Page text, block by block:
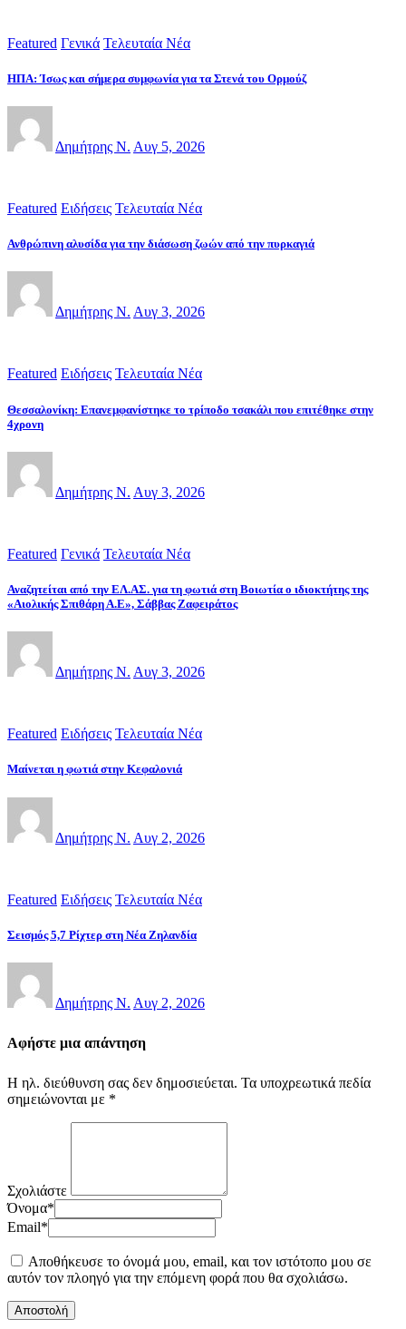
Featured Γενικά Τελευταία Νέα
ΗΠΑ: Ίσως και σήμερα συμφωνία για τα Στενά του Ορμούζ
Δημήτρης Ν. Αυγ 5, 2026
Featured Ειδήσεις Τελευταία Νέα
Ανθρώπινη αλυσίδα για την διάσωση ζωών από την πυρκαγιά
Δημήτρης Ν. Αυγ 3, 2026
Featured Ειδήσεις Τελευταία Νέα
Θεσσαλονίκη: Επανεμφανίστηκε το τρίποδο τσακάλι που επιτέθηκε στην
4χρονη
Δημήτρης Ν. Αυγ 3, 2026
Featured Γενικά Τελευταία Νέα
Αναζητείται από την ΕΛ.ΑΣ. για τη φωτιά στη Βοιωτία ο ιδιοκτήτης της
«Αιολικής Σπιθάρη Α.Ε», Σάββας Ζαφειράτος
Δημήτρης Ν. Αυγ 3, 2026
Featured Ειδήσεις Τελευταία Νέα
Μαίνεται η φωτιά στην Κεφαλονιά
Δημήτρης Ν. Αυγ 2, 2026
Featured Ειδήσεις Τελευταία Νέα
Σεισμός 5,7 Ρίχτερ στη Νέα Ζηλανδία
Δημήτρης Ν. Αυγ 2, 2026
Αφήστε μια απάντηση
Η ηλ. διεύθυνση σας δεν δημοσιεύεται. Τα υποχρεωτικά πεδία
σημειώνονται με *
Σχολιάστε
Όνομα*
Email*
Αποθήκευσε το όνομά μου, email, και τον ιστότοπο μου σε
αυτόν τον πλοηγό για την επόμενη φορά που θα σχολιάσω.